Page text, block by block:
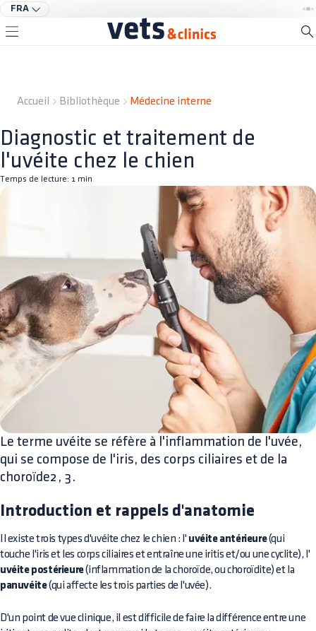
FRA
Accueil Bibliothèque Médecine interne
Diagnostic et traitement de
l'uvéite chez le chien
Temps de lecture: 1 min
Le terme uvéite se réfère à l'inflammation de l'uvée,
qui se compose de l'iris, des corps ciliaires et de la
choroïde2, 3.
Introduction et rappels d'anatomie
Il existe trois types d'uvéite chez le chien : l' uvéite antérieure(qui
touche l'iris et les corps ciliaires et entraîne une iritis et/ou une cyclite), l'
uvéite postérieure(inflammation de la choroïde, ou choroïdite) et la
panuvéite(qui affecte les trois parties de l'uvée).
D'un point de vue clinique, il est difficile de faire la différence entre une